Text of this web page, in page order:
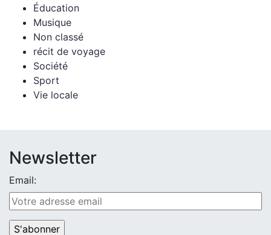
Éducation
Musique
Non classé
récit de voyage
Société
Sport
Vie locale
Newsletter
Email: